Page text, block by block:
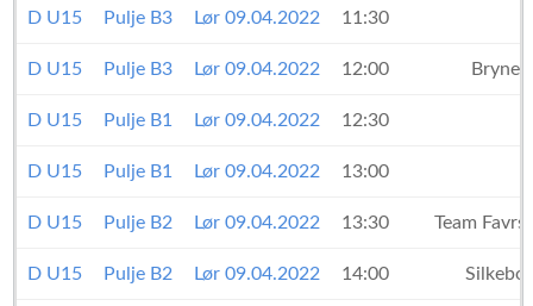
D U15 Pulje B3 Lør 09.04.2022 11:30
D U15 Pulje B3 Lør 09.04.2022 12:00 Bryne
D U15 Pulje B1 Lør 09.04.2022 12:30
D U15 Pulje B1 Lør 09.04.2022 13:00
D U15 Pulje B2 Lør 09.04.2022 13:30 Team
D U15 Pulje B2 Lør 09.04.2022 14:00